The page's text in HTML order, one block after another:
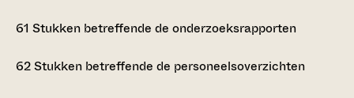
61 Stukken betreffende de onderzoeksrapporten
62Stukken betreffende de personeelsoverzichten